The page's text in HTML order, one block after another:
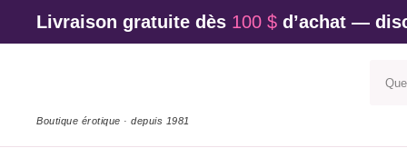
Livraison gratuite dès 100 $ d’achat —
Boutique érotique · depuis 1981